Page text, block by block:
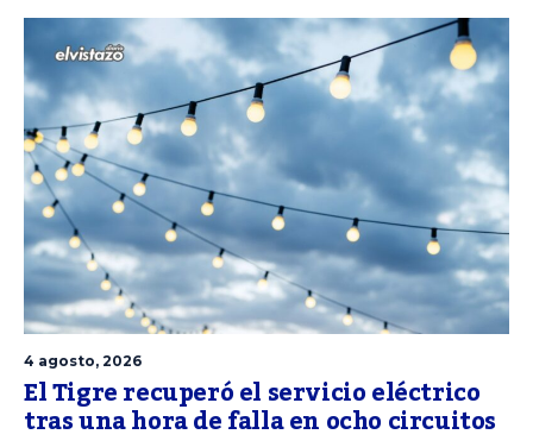
4 agosto, 2026
El Tigre recuperó el servicio eléctrico
tras una hora de falla en ocho circuitos